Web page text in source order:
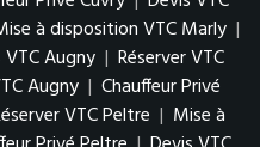
à disposition VTC Marly |
VTC Augny | Réserver VTC
Augny | Chauffeur Privé
VTC Peltre | Mise à